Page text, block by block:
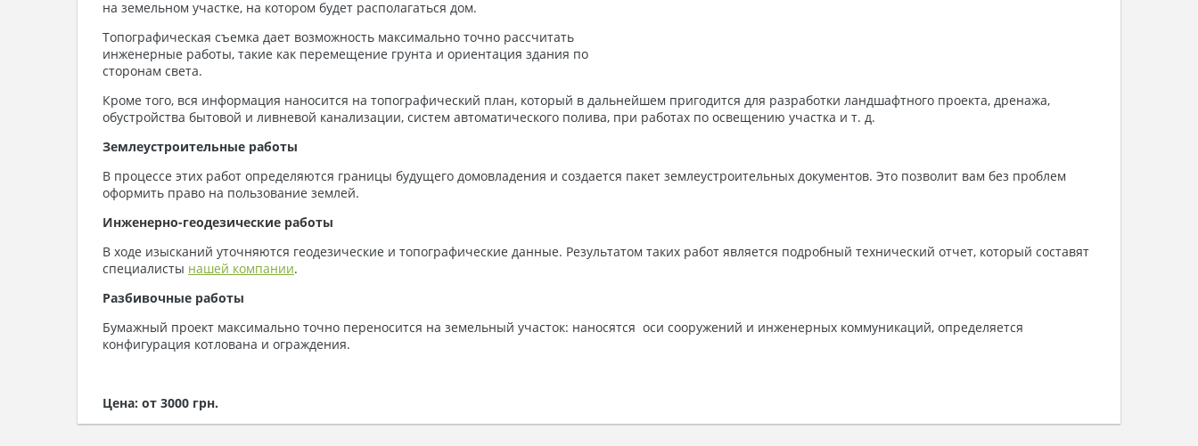
на земельном участке, на котором будет располагаться дом.
Топографическая съемка дает возможность максимально точно рассчитать
инженерные работы, такие как перемещение грунта и ориентация здания по
сторонам света.
Кроме того, вся информация наносится на топографический план, который в дальнейшем пригодится для разработки ландшафтного проекта, дренажа,
обустройства бытовой и ливневой канализации, систем автоматического полива, при работах по освещению участка и т. д.
Землеустроительные работы
В процессе этих работ определяются границы будущего домовладения и создается пакет землеустроительных документов. Это позволит вам без проблем
оформить право на пользование землей.
Инженерно-геодезические работы
В ходе изысканий уточняются геодезические и топографические данные. Результатом таких работ является подробный технический отчет, который составят
специалисты нашей компании.
Разбивочные работы
Бумажный проект максимально точно переносится на земельный участок: наносятся оси сооружений и инженерных коммуникаций, определяется
конфигурация котлована и ограждения.
Цена: от 3000 грн.